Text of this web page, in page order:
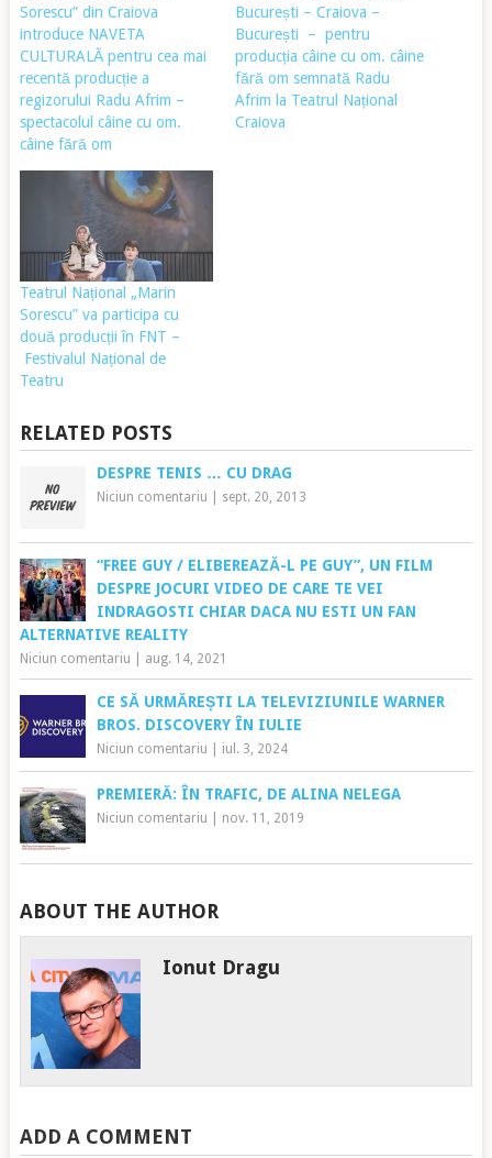
Sorescu” din Craiova
introduce NAVETA
CULTURALĂ pentru cea mai
recentă producție a
regizorului Radu Afrim –
spectacolul câine cu om.
câine fără om
București – Craiova –
București – pentru
producția câine cu om. câine
fără om semnată Radu
Afrim la Teatrul Național
Craiova
Teatrul Național „Marin
Sorescu” va participa cu
două producții în FNT –
Festivalul Național de
Teatru
RELATED POSTS
DESPRE TENIS … CU DRAG
Niciun comentariu sept. 20, 2013
“FREE GUY / ELIBEREAZĂ-L PE GUY”, UN FILM
DESPRE JOCURI VIDEO DE CARE TE VEI
INDRAGOSTI CHIAR DACA NU ESTI UN FAN
ALTERNATIVE REALITY
Niciun comentariu aug. 14, 2021
CE SĂ URMĂREȘTI LA TELEVIZIUNILE WARNER
BROS. DISCOVERY ÎN IULIE
Niciun comentariu iul. 3, 2024
PREMIERĂ: ÎN TRAFIC, DE ALINA NELEGA
Niciun comentariu nov. 11, 2019
ABOUT THE AUTHOR
Ionut Dragu
ADD A COMMENT